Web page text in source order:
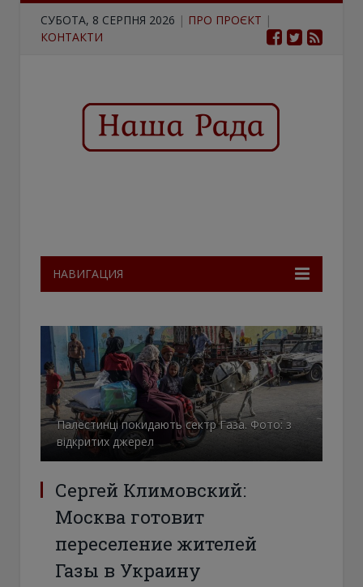
СУБОТА, 8 СЕРПНЯ 2026 | ПРО ПРОЄКТ |
КОНТАКТИ
НАВИГАЦИЯ
Палестинці покидають сектр Газа. Фото: з
відкритих джерел
Сергей Климовский:
Москва готовит
переселение жителей
Газы в Украину